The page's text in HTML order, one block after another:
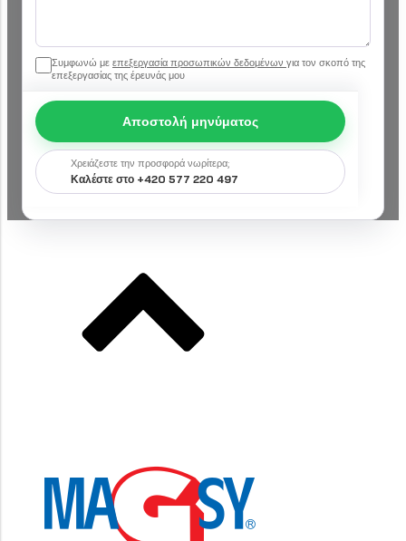
Συμφωνώ με επεξεργασία προσωπικών δεδομένων για τον σκοπό της
επεξεργασίας της έρευνάς μου
Αποστολή μηνύματος
Χρειάζεστε την προσφορά νωρίτερα;
Καλέστε στο +420 577 220 497